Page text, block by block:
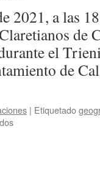
2021, a las
de
el
de
| Etiquetado
en